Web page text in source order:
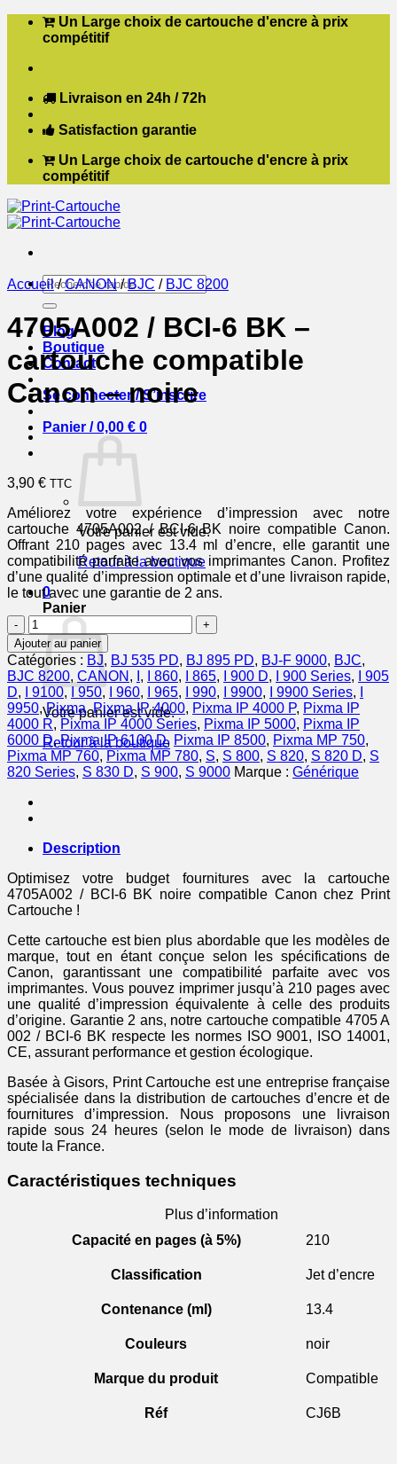
Passer Un Large choix de cartouche d'encre à prix
compétitif
Livraison en 24h / 72h
Satisfaction garantie
Un Large choix de cartouche d'encre à prix
compétitif
Recherche
pour :
Blog
Boutique
Contact
Se connecter / S’inscrire
Panier /0,00 € 0
Votre panier est vide.
Retour à la boutique
0
Panier
Votre panier est vide.
Retour à la boutique
Accueil / CANON / BJC / BJC 8200
4705A002 / BCI-6 BK –
cartouche compatible
Canon – noire
3,90 € TTC
Améliorez votre expérience d’impression avec notre
cartouche 4705A002 / BCI-6 BK noire compatible Canon.
Offrant 210 pages avec 13.4 ml d’encre, elle garantit une
compatibilité parfaite avec vos imprimantes Canon. Profitez
d’une qualité d’impression optimale et d’une livraison rapide,
le tout avec une garantie de 2 ans.
quantité
de
4705A002
/
BCI-
6
BK
-
cartouche
compatible
Canon
-
noire
Ajouter au panier
Catégories : BJ, BJ 535 PD, BJ 895 PD, BJ-F 9000, BJC,
BJC 8200, CANON , , I 860, I 865, I 900 D, I 900 Series,
I 905
D, I 9100,I 950, I 960, I 965, I 990, I 9900, I 9900 Series,
9950,Pixma,Pixma IP 4000, Pixma IP 4000 P, Pixma IP
4000 R, Pixma IP 4000 Series, Pixma IP 5000, Pixma IP
6000 D,Pixma IP 6100 D, Pixma IP 8500, Pixma MP 750,
Pixma MP 760, Pixma MP 780, S, S 800, S 820, S 820 D, S
820 Series, S 830 D, S 900, S 9000 Marque : Générique
Description
Optimisez votre budget fournitures avec la cartouche
4705A002 / BCI-6 BK noire compatible Canon chez Print
Cartouche !
Cette cartouche est bien plus abordable que les modèles de
marque, tout en étant conçue selon les spécifications de
Canon, garantissant une compatibilité parfaite avec vos
imprimantes. Vous pouvez imprimer jusqu’à 210 pages avec
une qualité d’impression équivalente à celle des produits
d’origine. Garantie 2 ans, notre cartouche compatible 4705 A
002 / BCI-6 BK respecte les normes ISO 9001, ISO 14001,
CE, assurant performance et gestion écologique.
Basée à Gisors, Print Cartouche est une entreprise française
spécialisée dans la distribution de cartouches d’encre et de
fournitures d’impression. Nous proposons une livraison
rapide sous 24 heures (selon le mode de livraison) dans
toute la France.
Caractéristiques techniques
Plus d’information
Capacité en pages (à 5%)
210
Classification Jet d’encre
Contenance (ml) 13.4
Couleurs noir
Marque du produit Compatible
Réf CJ6B